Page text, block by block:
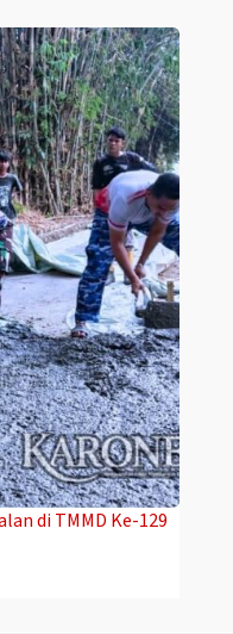
di TMMD Ke-129